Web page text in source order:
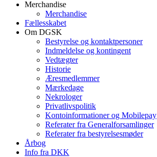
Merchandise
Merchandise
Fællesskabet
Om DGSK
Bestyrelse og kontaktpersoner
Indmeldelse og kontingent
Vedtægter
Historie
Æresmedlemmer
Mærkedage
Nekrologer
Privatlivspolitik
Kontoinformationer og Mobilepay
Referater fra Generalforsamlinger
Referater fra bestyrelsesmøder
Årbog
Info fra DKK